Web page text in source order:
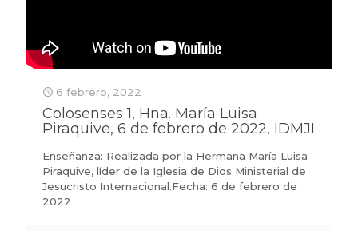
6 febrero, 2022
Colosenses 1, Hna. María Luisa
Piraquive, 6 de febrero de 2022, IDMJI
Enseñanza: Realizada por la Hermana María Luisa
Piraquive, líder de la Iglesia de Dios Ministerial de
Jesucristo Internacional.Fecha: 6 de febrero de
2022